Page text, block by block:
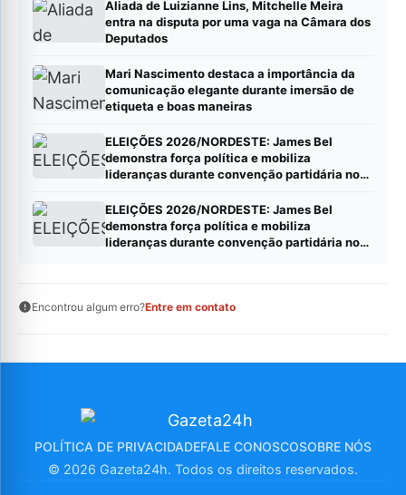
Aliada de Luizianne Lins, Mitchelle Meira
entra na disputa por uma vaga na Câmara dos
Deputados
Mari Nascimento destaca a importância da
comunicação elegante durante imersão de
etiqueta e boas maneiras
ELEIÇÕES 2026/NORDESTE: James Bel
demonstra força política e mobiliza
lideranças durante convenção partidária no
ELEIÇÕES 2026/NORDESTE: James Bel
demonstra força política e mobiliza
lideranças durante convenção partidária no
Encontrou algum erro?Entre em contato
POLÍTICA DE PRIVACIDADEFALE CONOSCOSOBRE NÓS
© 2026 Gazeta24h. Todos os direitos reservados.